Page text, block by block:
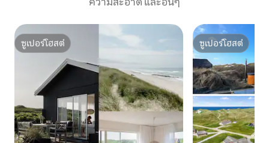
ซูเปอร์โฮสต์
ซูเปอร์โฮสต์
ซูเปอร์โฮสต์
ซูเปอร์โฮสต์